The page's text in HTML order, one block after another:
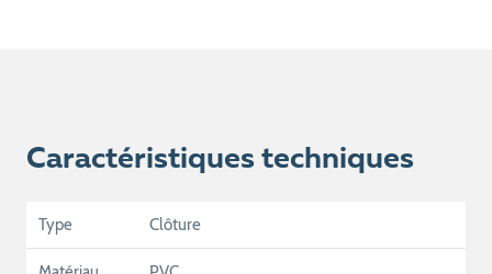
Caractéristiques techniques
Type Clôture